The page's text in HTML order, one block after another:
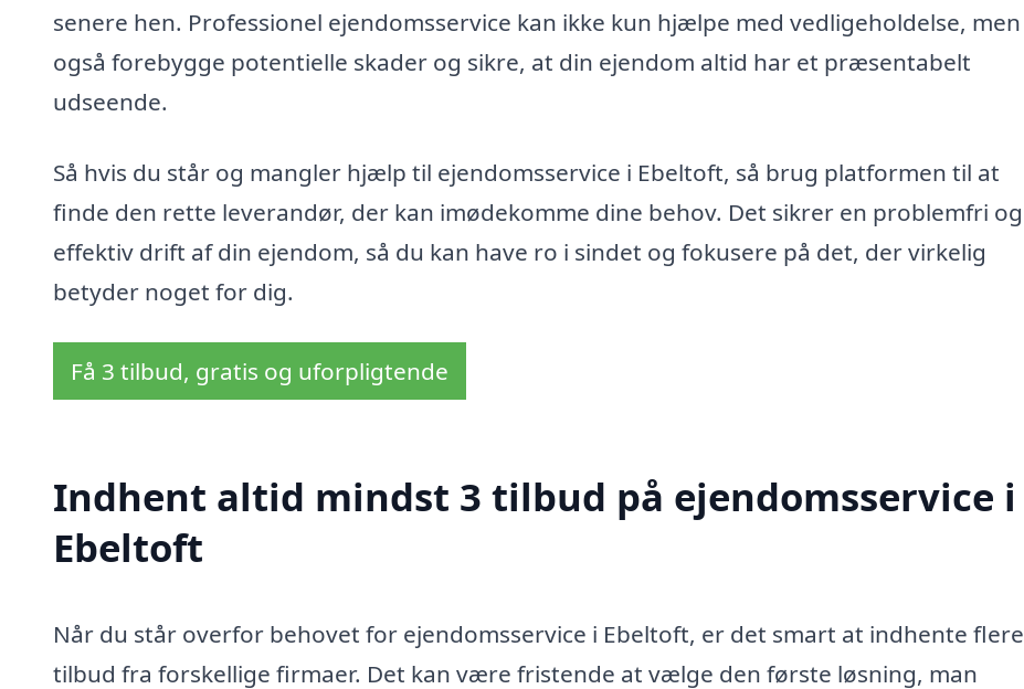
senere hen. Professionel ejendomsservice kan ikke kun hjælpe med vedligeholdelse, men
også forebygge potentielle skader og sikre, at din ejendom altid har et præsentabelt
udseende.
Så hvis du står og mangler hjælp til ejendomsservice i Ebeltoft, så brug platformen til at
finde den rette leverandør, der kan imødekomme dine behov. Det sikrer en problemfri og
effektiv drift af din ejendom, så du kan have ro i sindet og fokusere på det, der virkelig
betyder noget for dig.
Få 3 tilbud, gratis og uforpligtende
Indhent altid mindst 3 tilbud på ejendomsservice i
Ebeltoft
Når du står overfor behovet for ejendomsservice i Ebeltoft, er det smart at indhente flere
tilbud fra forskellige firmaer. Det kan være fristende at vælge den første løsning, man